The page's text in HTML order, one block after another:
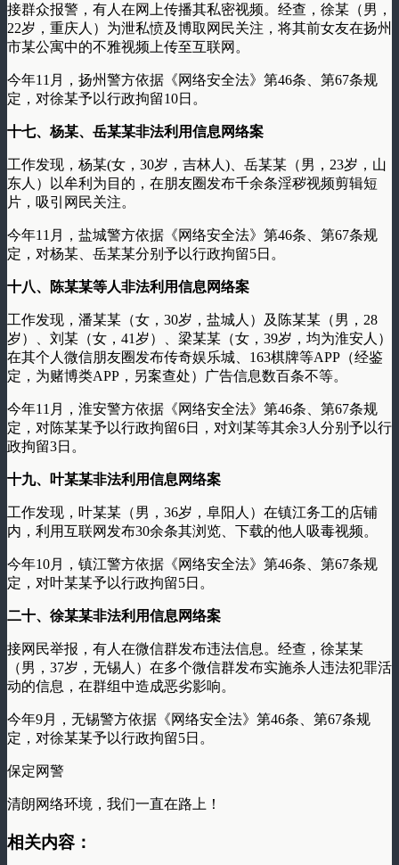
接群众报警，有人在网上传播其私密视频。经查，徐某（男，
22岁，重庆人）为泄私愤及博取网民关注，将其前女友在扬州
市某公寓中的不雅视频上传至互联网。
今年11月，扬州警方依据《网络安全法》第46条、第67条规
定，对徐某予以行政拘留10日。
十七、杨某、岳某某非法利用信息网络案
工作发现，杨某(女，30岁，吉林人)、岳某某（男，23岁，山
东人）以牟利为目的，在朋友圈发布千余条淫秽视频剪辑短
片，吸引网民关注。
今年11月，盐城警方依据《网络安全法》第46条、第67条规
定，对杨某、岳某某分别予以行政拘留5日。
十八、陈某某等人非法利用信息网络案
工作发现，潘某某（女，30岁，盐城人）及陈某某（男，28
岁）、刘某（女，41岁）、梁某某（女，39岁，均为淮安人）
在其个人微信朋友圈发布传奇娱乐城、163棋牌等APP（经鉴
定，为赌博类APP，另案查处）广告信息数百条不等。
今年11月，淮安警方依据《网络安全法》第46条、第67条规
定，对陈某某予以行政拘留6日，对刘某等其余3人分别予以行
政拘留3日。
十九、叶某某非法利用信息网络案
工作发现，叶某某（男，36岁，阜阳人）在镇江务工的店铺
内，利用互联网发布30余条其浏览、下载的他人吸毒视频。
今年10月，镇江警方依据《网络安全法》第46条、第67条规
定，对叶某某予以行政拘留5日。
二十、徐某某非法利用信息网络案
接网民举报，有人在微信群发布违法信息。经查，徐某某
（男，37岁，无锡人）在多个微信群发布实施杀人违法犯罪活
动的信息，在群组中造成恶劣影响。
今年9月，无锡警方依据《网络安全法》第46条、第67条规
定，对徐某某予以行政拘留5日。
保定网警
清朗网络环境，我们一直在路上！
相关内容：